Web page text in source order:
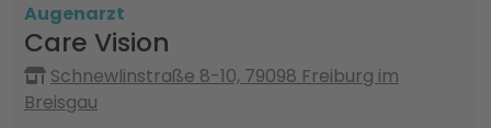
Augenarzt
Care Vision
Schnewlinstraße 8-10, 79098 Freiburg im
Breisgau